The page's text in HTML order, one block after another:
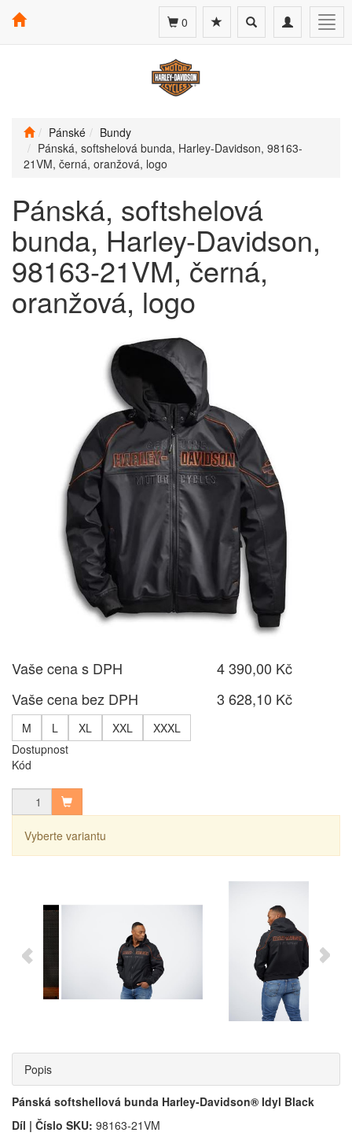
Toggle
navigation
Toggle
search
0
Pánské
Bundy
Pánská, softshelová bunda, Harley-Davidson, 98163-
21VM, černá, oranžová, logo
Pánská, softshelová
bunda, Harley-Davidson,
98163-21VM, černá,
oranžová, logo
Vaše cena s DPH
4 390,00 Kč
Vaše cena bez DPH
3 628,10 Kč
M L XL XXL
XXXL
Dostupnost
Kód
Vyberte variantu
Popis
Pánská softshellová bunda Harley‑Davidson® Idyl Black
Díl | Číslo SKU: 98163-21VM